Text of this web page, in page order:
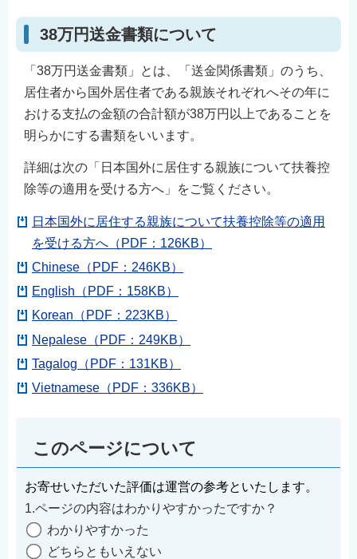
38万円送金書類について
「38万円送金書類」とは、「送金関係書類」のうち、
居住者から国外居住者である親族それぞれへその年に
おける支払の金額の合計額が38万円以上であることを
明らかにする書類をいいます。
詳細は次の「日本国外に居住する親族について扶養控
除等の適用を受ける方へ」をご覧ください。
日本国外に居住する親族について扶養控除等の適用
を受ける方へ（PDF：126KB）
Chinese（PDF：246KB）
English（PDF：158KB）
Korean（PDF：223KB）
Nepalese（PDF：249KB）
Tagalog（PDF：131KB）
Vietnamese（PDF：336KB）
このページについて
お寄せいただいた評価は運営の参考といたします。
1.ページの内容はわかりやすかったですか？
わかりやすかった
どちらともいえない